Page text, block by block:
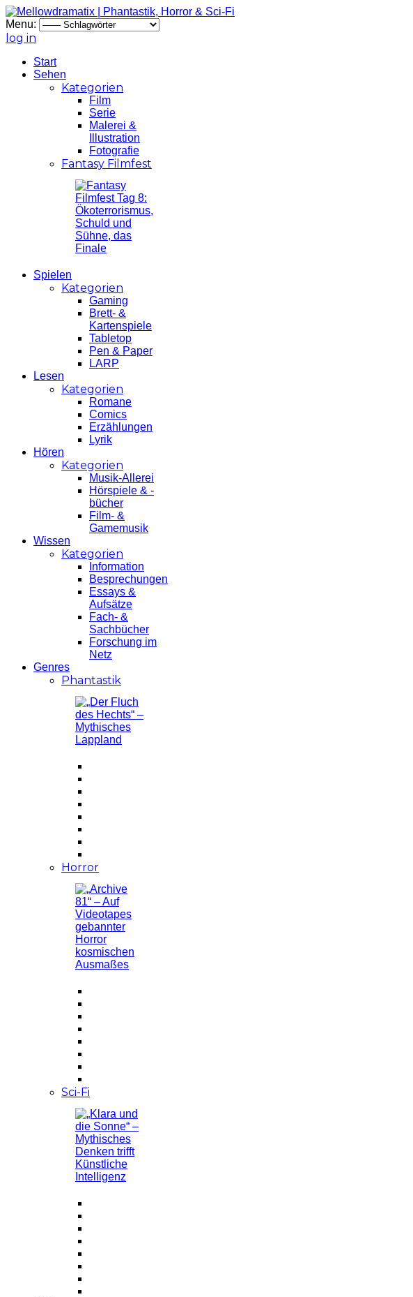
Menu:
log in
Start
Sehen
Kategorien
Film
Serie
Malerei &
Illustration
Fotografie
Fantasy Filmfest
Spielen
Kategorien
Gaming
Brett- &
Kartenspiele
Tabletop
Pen & Paper
LARP
Lesen
Kategorien
Romane
Comics
Erzählungen
Lyrik
Hören
Kategorien
Musik-Allerei
Hörspiele & -
bücher
Film- &
Gamemusik
Wissen
Kategorien
Information
Besprechungen
Essays &
Aufsätze
Fach- &
Sachbücher
Forschung im
Netz
Genres
Phantastik
Horror
Sci-Fi